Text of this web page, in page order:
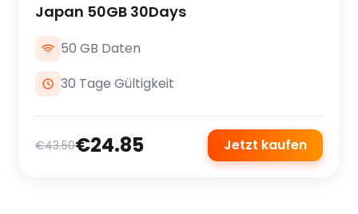
Japan 50GB 30Days
50 GB Daten
30 Tage Gültigkeit
€43.50€24.85 Jetzt kaufen